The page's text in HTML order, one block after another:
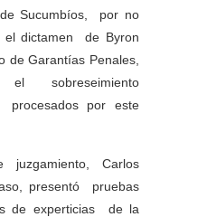
Sucumbíos, por no
el dictamen de Byron
de Garantías Penales,
sobreseimiento
por este
Carlos
presentó pruebas
de experticias de la